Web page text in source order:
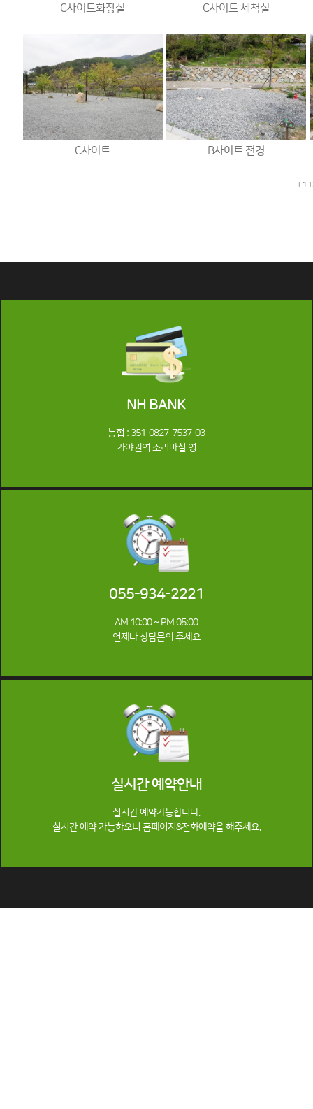
C사이트화장실 C사이트 세척실
C사이트 B사이트 전경
1
NH BANK
농협 : 351-0827-7537-03
가야권역 소리마실 영
055-934-2221
AM 10:00 ~ PM 05:00
언제나 상담문의 주세요
실시간 예약안내
실시간 예약가능합니다.
실시간 예약 가능하오니 홈페이지&전화예약을 해주세요.